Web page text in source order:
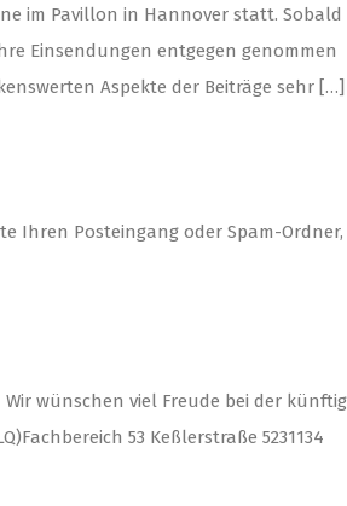
im Pavillon in Hannover statt. Sobald
Einsendungen entgegen genommen
Aspekte der Beiträge sehr […]
Ihren Posteingang oder Spam-Ordner,
wünschen viel Freude bei der
53 Keßlerstraße 5231134